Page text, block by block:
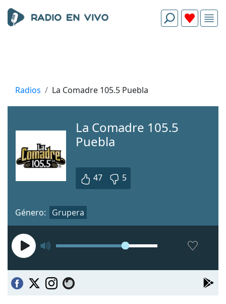
Radios La Comadre 105.5 Puebla
La Comadre 105.5
Puebla
47 5
Género: Grupera